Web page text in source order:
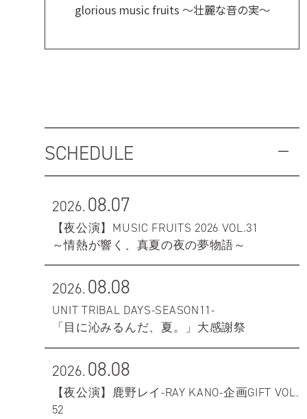
glorious music fruits ～壮麗な音の実～
SCHEDULE
2026.08.07
【夜公演】MUSIC FRUITS 2026 VOL.31
～情熱が響く、真夏の夜の夢物語～
2026.08.08
UNIT TRIBAL DAYS-SEASON11-
「目に沁みるんだ、夏。」大感謝祭
2026.08.08
【夜公演】鹿野レイ-RAY KANO-企画GIFT VOL.
52